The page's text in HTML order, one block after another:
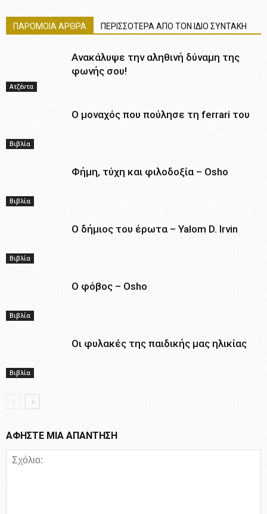
ΠΑΡΟΜΟΙΑ ΑΡΘΡΑ ΠΕΡΙΣΣΟΤΕΡΑ ΑΠΟ ΤΟΝ ΙΔΙΟ ΣΥΝΤΑΚΗ
Ατζέντα
Ανακάλυψε την αληθινή δύναμη της
φωνής σου!
Βιβλία
Ο μοναχός που πούλησε τη ferrari του
Βιβλία
Φήμη, τύχη και φιλοδοξία – Osho
Βιβλία
Ο δήμιος του έρωτα – Yalom D. Irvin
Βιβλία
Ο φόβος – Osho
Βιβλία
Οι φυλακές της παιδικής μας ηλικίας
ΑΦΗΣΤΕ ΜΙΑ ΑΠΑΝΤΗΣΗ